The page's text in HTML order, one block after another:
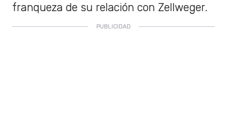
franqueza de su relación con Zellweger.